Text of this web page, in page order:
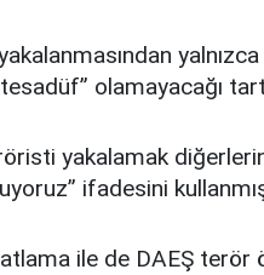
olamayacağı
yakalamak
ifadesini
ile de DAEŞ terör